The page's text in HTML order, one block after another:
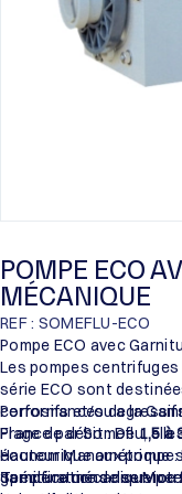
POMPE ECO
MÉCANIQUE
REF : SOMEFLU-ECO
Pompe ECO avec
Les pompes
série ECO sont
corrosifs et/ou
France par Someflu,
économique aux
garniture mécanique
Performances de la
Plage de débit : De1,5 à
Hauteur Manométrique
Température de service
Spécifications des